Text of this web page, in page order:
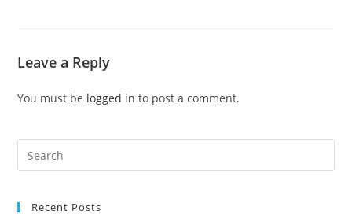
Leave a Reply
You must be logged in to post a comment.
Recent Posts